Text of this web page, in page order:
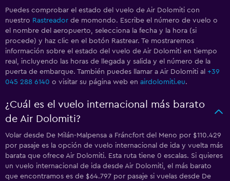
Puedes comprobar el estado del vuelo de Air Dolomiti con
nuestro Rastreador de momondo. Escribe el número de vuelo o
el nombre del aeropuerto, selecciona la fecha y la hora (si
procede) y haz clic en el botón Rastrear. Te mostraremos
información sobre el estado del vuelo de Air Dolomiti en tiempo
real, incluyendo las horas de llegada y salida y el número de la
puerta de embarque. También puedes llamar a Air Dolomiti al +39
045 288 6140 o visitar su página web en airdolomiti.eu.
¿Cuál es el vuelo internacional más barato
de Air Dolomiti?
Volar desde De Milán-Malpensa a Fráncfort del Meno por $110.429
por pasaje es la opción de vuelo internacional de ida y vuelta más
barata que ofrece Air Dolomiti. Esta ruta tiene 0 escalas. Si quieres
un vuelo internacional de ida desde Air Dolomiti, el más barato
que encontramos es de $64.797 por pasaje si vuelas desde De